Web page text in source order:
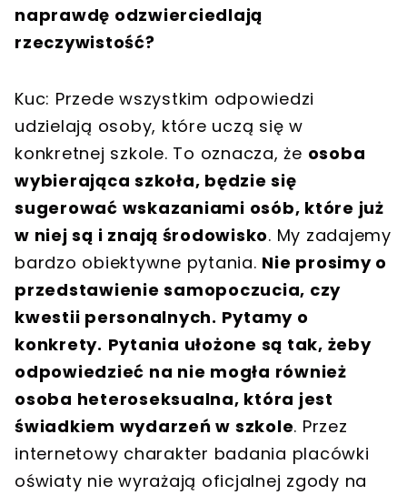
naprawdę odzwierciedlają
rzeczywistość?
Kuc: Przede wszystkim odpowiedzi
udzielają osoby, które uczą się w
konkretnej szkole. To oznacza, że osoba
wybierająca szkoła, będzie się
sugerować wskazaniami osób, które już
w niej są i znają środowisko. My zadajemy
bardzo obiektywne pytania. Nie prosimy o
przedstawienie samopoczucia, czy
kwestii personalnych. Pytamy o
konkrety. Pytania ułożone są tak, żeby
odpowiedzieć na nie mogła również
osoba heteroseksualna, która jest
świadkiem wydarzeń w szkole. Przez
internetowy charakter badania placówki
oświaty nie wyrażają oficjalnej zgody na